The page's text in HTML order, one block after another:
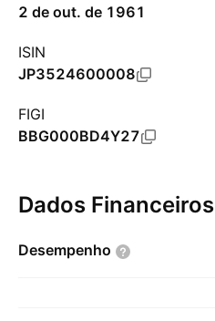
2 de out. de 1961
ISIN
JP3524600008
FIGI
BBG000BD4Y27
Dados Financeiros
Desempenho